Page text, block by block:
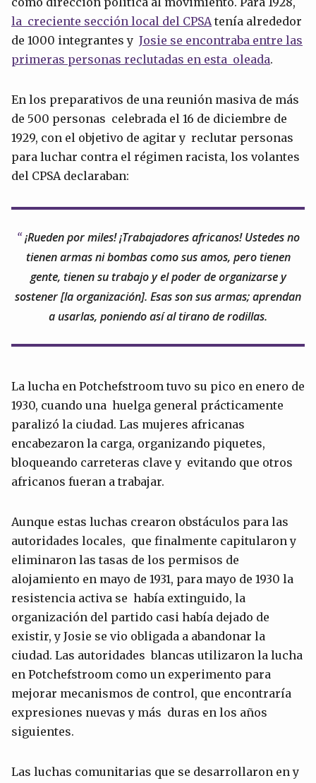
la creciente sección local del CPSAtenía alrededor
de 1000 integrantes y Josie se encontraba entre las
primeras personas reclutadas en esta oleada.
En los preparativos de una reunión masiva de más
de 500 personas celebrada el 16 de diciembre de
1929, con el objetivo de agitar y reclutar personas
para luchar contra el régimen racista, los volantes
del CPSA declaraban:
¡Rueden por miles! ¡Trabajadores africanos! Ustedes no
tienen armas ni bombas como sus amos, pero tienen
gente, tienen su trabajo y el poder de organizarse y
sostener [la organización]. Esas son sus armas; aprendan
a usarlas, poniendo así al tirano de rodillas.
La lucha en Potchefstroom tuvo su pico en enero de
1930, cuando una huelga general prácticamente
paralizó la ciudad. Las mujeres africanas
encabezaron la carga, organizando piquetes,
bloqueando carreteras clave y evitando que otros
africanos fueran a trabajar.
Aunque estas luchas crearon obstáculos para las
autoridades locales, que finalmente capitularon y
eliminaron las tasas de los permisos de
alojamiento en mayo de 1931, para mayo de 1930 la
resistencia activa se había extinguido, la
organización del partido casi había dejado de
existir, y Josie se vio obligada a abandonar la
ciudad. Las autoridades blancas utilizaron la lucha
en Potchefstroom como un experimento para
mejorar mecanismos de control, que encontraría
expresiones nuevas y más duras en los años
siguientes.
Las luchas comunitarias que se desarrollaron en y